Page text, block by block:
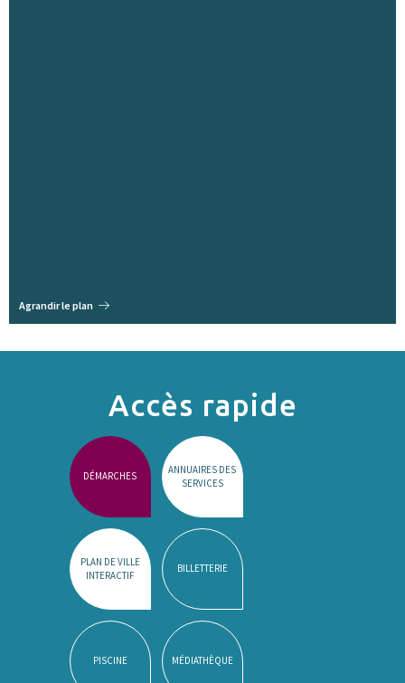
Agrandir le plan
Accès rapide
DÉMARCHES
ANNUAIRES DES
SERVICES
PLAN DE VILLE
INTERACTIF
BILLETTERIE
PISCINE MÉDIATHÈQUE